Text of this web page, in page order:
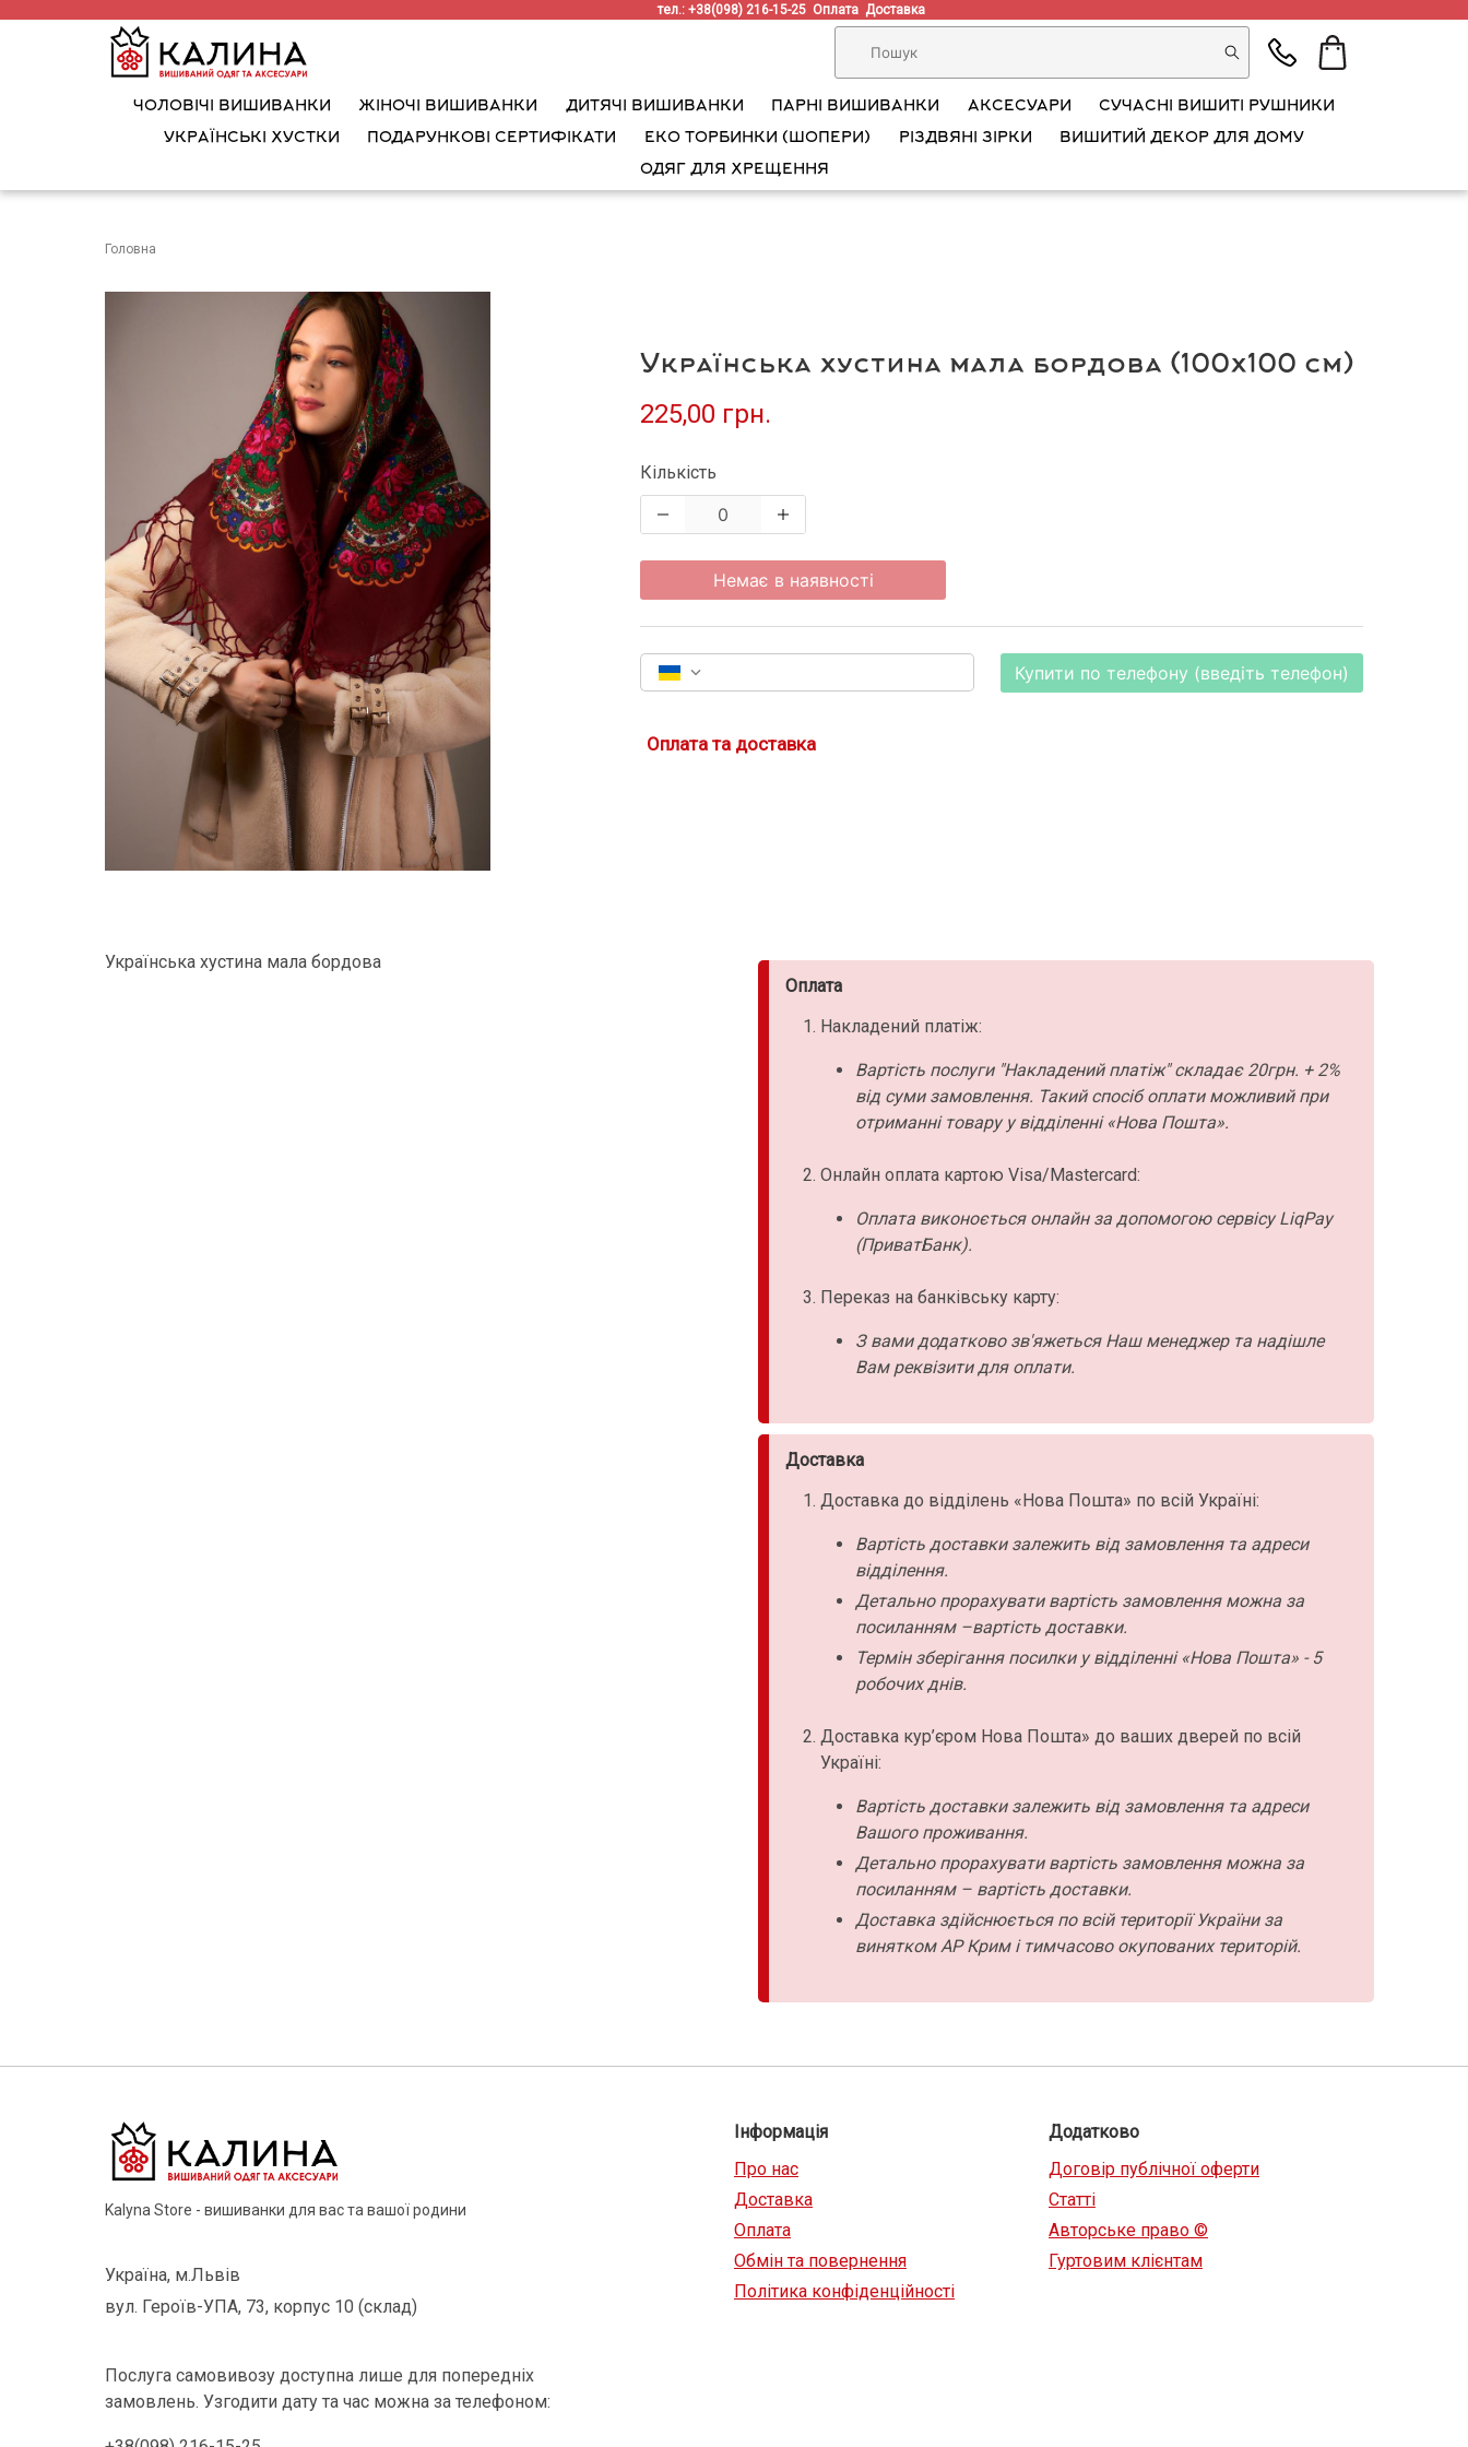
тел.: +38(098) 216-15-25 Оплата Доставка
ЧОЛОВІЧІ ВИШИВАНКИ ЖІНОЧІ ВИШИВАНКИ ДИТЯЧІ ВИШИВАНКИ ПАРНІ ВИШИВАНКИ АКСЕСУАРИ
СУЧАСНІ ВИШИТІ РУШНИКИ
УКРАЇНСЬКІ ХУСТКИ
ПОДАРУНКОВІ СЕРТИФІКАТИ ЕКО ТОРБИНКИ (ШОПЕРИ) РІЗДВЯНІ ЗІРКИ
ВИШИТИЙ ДЕКОР ДЛЯ ДОМУ
ОДЯГ ДЛЯ ХРЕЩЕННЯ
Головна
Українська хустина мала бордова (100х100 см)
225,00 грн.
Кількість
Немає в наявності
Купити по телефону (введіть телефон)
Оплата та доставка
Українська хустина мала бордова
Оплата
Накладений платіж:
Вартість послуги "Накладений платіж" складає 20грн. + 2%
від суми замовлення. Такий спосіб оплати можливий при
отриманні товару у відділенні «Нова Пошта».
Онлайн оплата картою Visa/Mastercard:
Оплата виконоється онлайн за допомогою сервісу LiqPay
(ПриватБанк).
Переказ на банківську карту:
З вами додатково зв'яжеться Наш менеджер та надішле
Вам реквізити для оплати.
Доставка
Доставка до відділень «Нова Пошта» по всій Україні:
Вартість доставки залежить від замовлення та адреси
відділення.
Детально прорахувати вартість замовлення можна за
посиланням –вартість доставки.
Термін зберігання посилки у відділенні «Нова Пошта» - 5
робочих днів.
Доставка кур’єром Нова Пошта» до ваших дверей по всій
Україні:
Вартість доставки залежить від замовлення та адреси
Вашого проживання.
Детально прорахувати вартість замовлення можна за
посиланням – вартість доставки.
Доставка здійснюється по всій території України за
винятком АР Крим і тимчасово окупованих територій.
Kalyna Store - вишиванки для вас та вашої родини
Україна, м.Львів
вул. Героїв-УПА, 73, корпус 10 (склад)
Послуга самовивозу доступна лише для попередніх
замовлень. Узгодити дату та час можна за телефоном:
Інформація
Про нас
Доставка
Оплата
Обмін та повернення
Політика конфіденційності
Додатково
Договір публічної оферти
Статті
Авторське право ©
Гуртовим клієнтам